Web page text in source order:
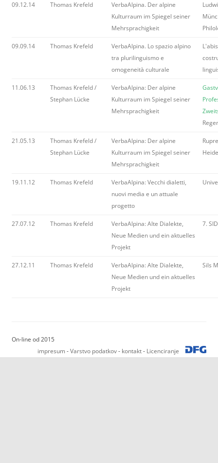
09.12.14 Thomas Krefeld
VerbaAlpina. Der alpine
Kulturraum im Spiegel seiner
Mehrsprachigkeit
09.09.14 Thomas Krefeld
VerbaAlpina. Lo spazio alpino
tra plurilinguismo e
omogeneità culturale
11.06.13
Thomas Krefeld /
Stephan Lücke
VerbaAlpina: Der alpine
Kulturraum im Spiegel seiner
Mehrsprachigkeit
21.05.13
Thomas Krefeld /
Stephan Lücke
VerbaAlpina: Der alpine
Kulturraum im Spiegel seiner
Mehrsprachigkeit
19.11.12 Thomas Krefeld
VerbaAlpina: Vecchi dialetti,
nuovi media e un attuale
progetto
27.07.12 Thomas Krefeld
VerbaAlpina: Alte Dialekte,
Neue Medien und ein aktuelles
Projekt
7.
27.12.11 Thomas Krefeld
VerbaAlpina: Alte Dialekte,
Neue Medien und ein aktuelles
Projekt
Sils
On-line od 2015
impresum -Varstvo podatkov- kontakt- Licenciranje